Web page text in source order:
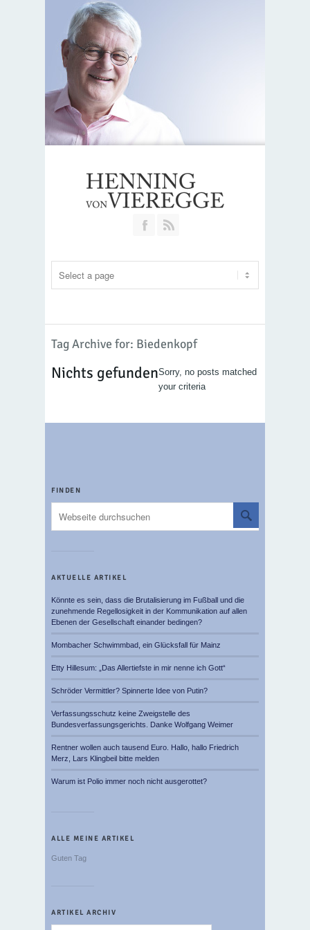
Join our Facebook Group
Tag Archive for: Biedenkopf
Nichts gefundenSorry, no posts matched
your criteria
FINDEN
AKTUELLE ARTIKEL
Könnte es sein, dass die Brutalisierung im Fußball und die
zunehmende Regellosigkeit in der Kommunikation auf allen
Ebenen der Gesellschaft einander bedingen?
Mombacher Schwimmbad, ein Glücksfall für Mainz
Etty Hillesum: „Das Allertiefste in mir nenne ich Gott“
Schröder Vermittler? Spinnerte Idee von Putin?
Verfassungsschutz keine Zweigstelle des
Bundesverfassungsgerichts. Danke Wolfgang Weimer
Rentner wollen auch tausend Euro. Hallo, hallo Friedrich
Merz, Lars Klingbeil bitte melden
Warum ist Polio immer noch nicht ausgerottet?
ALLE MEINE ARTIKEL
Guten Tag
ARTIKEL ARCHIV